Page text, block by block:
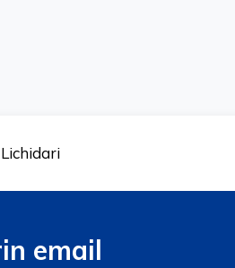
Lichidari
email